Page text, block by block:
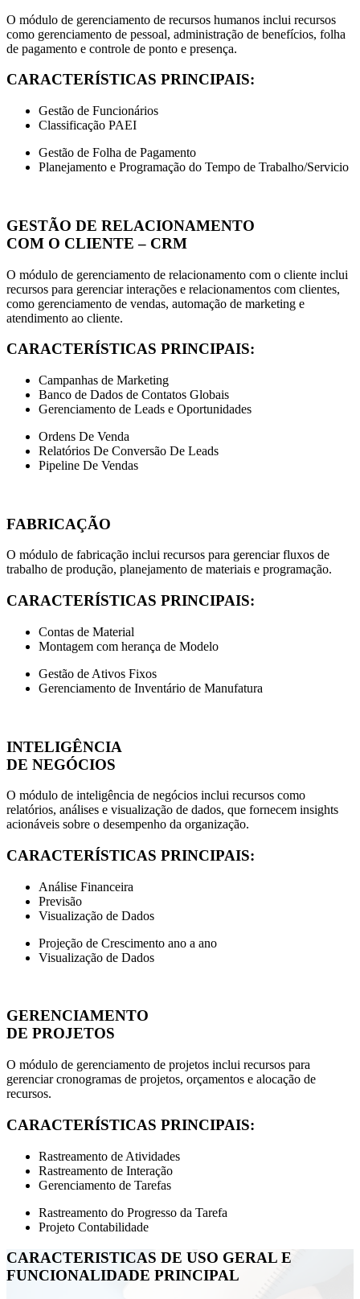
O módulo de gerenciamento de recursos humanos inclui recursos
como gerenciamento de pessoal, administração de benefícios, folha
de pagamento e controle de ponto e presença.
CARACTERÍSTICAS PRINCIPAIS:
Gestão de Funcionários
Classificação PAEI
Gestão de Folha de Pagamento
Planejamento e Programação do Tempo de Trabalho/Servicio
GESTÃO DE RELACIONAMENTO
COM O CLIENTE – CRM
O módulo de gerenciamento de relacionamento com o cliente inclui
recursos para gerenciar interações e relacionamentos com clientes,
como gerenciamento de vendas, automação de marketing e
atendimento ao cliente.
CARACTERÍSTICAS PRINCIPAIS:
Campanhas de Marketing
Banco de Dados de Contatos Globais
Gerenciamento de Leads e Oportunidades
Ordens De Venda
Relatórios De Conversão De Leads
Pipeline De Vendas
FABRICAÇÃO
O módulo de fabricação inclui recursos para gerenciar fluxos de
trabalho de produção, planejamento de materiais e programação.
CARACTERÍSTICAS PRINCIPAIS:
Contas de Material
Montagem com herança de Modelo
Gestão de Ativos Fixos
Gerenciamento de Inventário de Manufatura
INTELIGÊNCIA
DE NEGÓCIOS
O módulo de inteligência de negócios inclui recursos como
relatórios, análises e visualização de dados, que fornecem insights
acionáveis sobre o desempenho da organização.
CARACTERÍSTICAS PRINCIPAIS:
Análise Financeira
Previsão
Visualização de Dados
Projeção de Crescimento ano a ano
Visualização de Dados
GERENCIAMENTO
DE PROJETOS
O módulo de gerenciamento de projetos inclui recursos para
gerenciar cronogramas de projetos, orçamentos e alocação de
recursos.
CARACTERÍSTICAS PRINCIPAIS:
Rastreamento de Atividades
Rastreamento de Interação
Gerenciamento de Tarefas
Rastreamento do Progresso da Tarefa
Projeto Contabilidade
CARACTERISTICAS DE USO GERAL E
FUNCIONALIDADE PRINCIPAL